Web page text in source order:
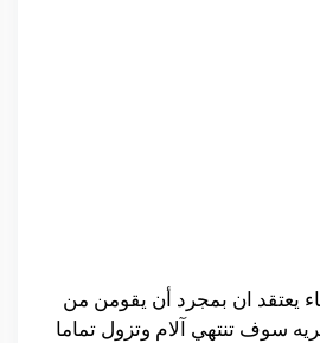
يعتقد ان بمجرد أن يقومن من
سوف تنتهي آلام وتزول تماما